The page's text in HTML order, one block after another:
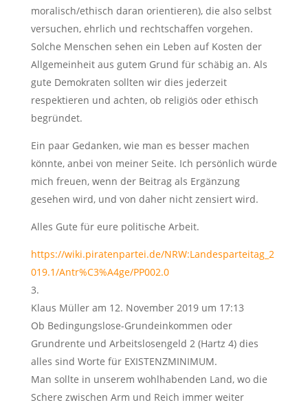
moralisch/ethisch daran orientieren), die also selbst
versuchen, ehrlich und rechtschaffen vorgehen.
Solche Menschen sehen ein Leben auf Kosten der
Allgemeinheit aus gutem Grund für schäbig an. Als
gute Demokraten sollten wir dies jederzeit
respektieren und achten, ob religiös oder ethisch
begründet.
Ein paar Gedanken, wie man es besser machen
könnte, anbei von meiner Seite. Ich persönlich würde
mich freuen, wenn der Beitrag als Ergänzung
gesehen wird, und von daher nicht zensiert wird.
Alles Gute für eure politische Arbeit.
https://wiki.piratenpartei.de/NRW:Landesparteitag_2
019.1/Antr%C3%A4ge/PP002.0
Klaus Müller am 12. November 2019 um 17:13
Ob Bedingungslose-Grundeinkommen oder
Grundrente und Arbeitslosengeld 2 (Hartz 4) dies
alles sind Worte für EXISTENZMINIMUM.
Man sollte in unserem wohlhabenden Land, wo die
Schere zwischen Arm und Reich immer weiter